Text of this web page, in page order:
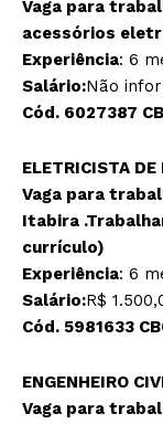
Vaga para
acessórios
Experiência: 6
Salário:Não
Cód. 6027387
ELETRICISTA
Vaga para
Itabira
currículo)
Experiência: 6
Salário:R$
Cód. 5981633
ENGENHEIRO
Vaga para